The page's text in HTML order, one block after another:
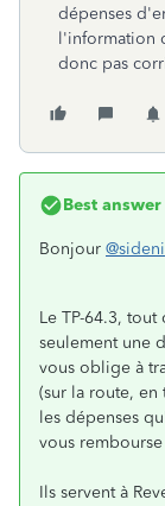
dépenses
l'information
donc pas
Best
Bonjour @sideni
Le TP-64.3,
seulement une
vous oblige à
(sur la route,
les dépenses
vous
Ils servent à